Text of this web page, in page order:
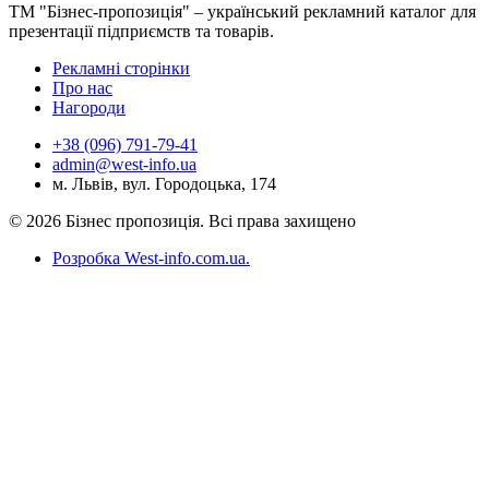
ТМ "Бізнес-пропозиція" – український рекламний каталог для
презентації підприємств та товарів.
Рекламні сторінки
Про нас
Нагороди
+38 (096) 791-79-41
admin@west-info.ua
м. Львів, вул. Городоцька, 174
© 2026 Бізнес пропозиція. Всі права захищено
Розробка West-info.com.ua.